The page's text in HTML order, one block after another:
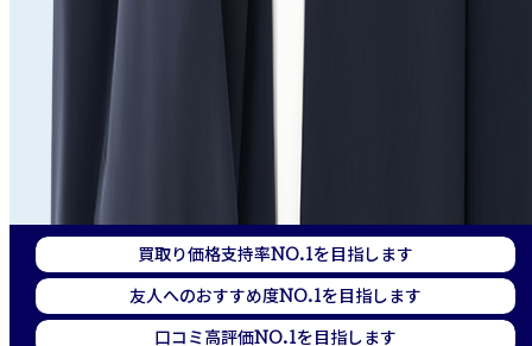
買取り価格支持率NO.1 を目指します
友人へのおすすめ度NO.1 を目指します
口コミ高評価NO.1 を目指します